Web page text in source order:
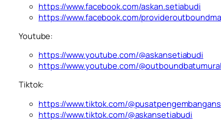
https://www.facebook.com/askan.setiabudi
https://www.facebook.com/
Youtube:
https://www.youtube.com/@askansetiabudi
https://www.youtube.com/
Tiktok:
https://www.tiktok.com/
https://www.tiktok.com/@askansetiabudi